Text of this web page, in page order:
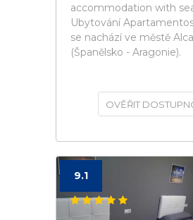
accommodation with
Ubytování
se nachází ve městě
(Španělsko - Aragonie).
OVĚŘIT
9.1